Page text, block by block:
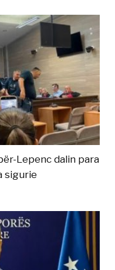
Lepenc dalin para
sigurie